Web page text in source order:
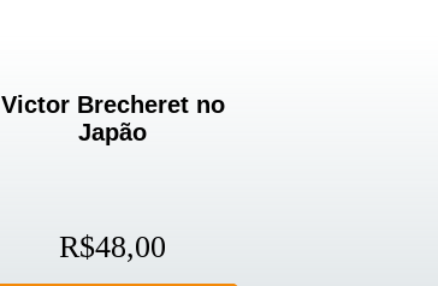
Victor Brecheret no
Japão
R$48,00